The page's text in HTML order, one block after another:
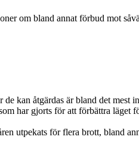
om bland annat förbud mot
kan åtgärdas är bland det mest
har gjorts för att förbättra läget
utpekats för flera brott, bland